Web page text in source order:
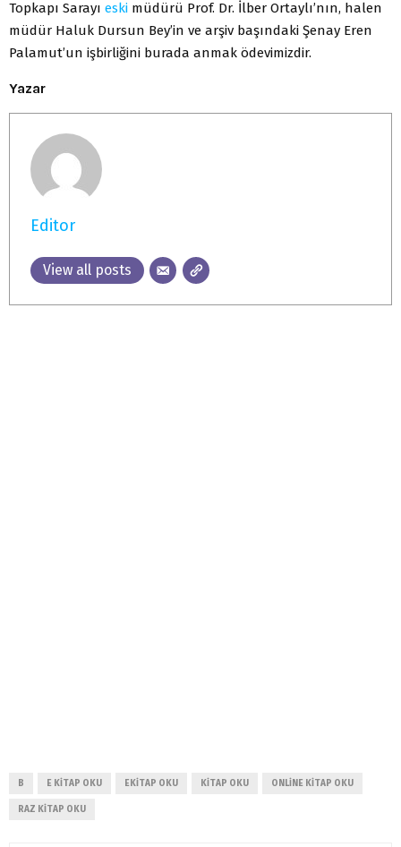
Topkapı Sarayı eski müdürü Prof. Dr. İlber Ortaylı’nın, halen
müdür Haluk Dursun Bey’in ve arşiv başındaki Şenay Eren
Palamut’un işbirliğini burada anmak ödevimizdir.
Yazar
Editor
View all posts
B E KITAP OKU EKITAP OKU KITAP OKU ONLINE KITAP OKU
RAZ KITAP OKU